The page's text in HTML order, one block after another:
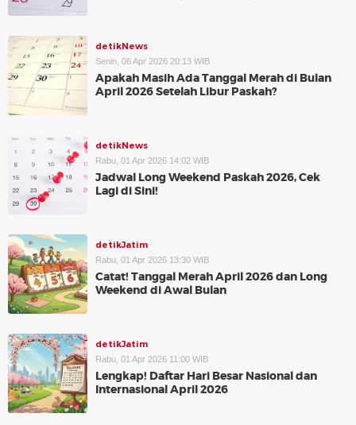
detikNews
Senin, 06 Apr 2026 20:13 WIB
Apakah Masih Ada Tanggal Merah di Bulan
April 2026 Setelah Libur Paskah?
detikNews
Rabu, 01 Apr 2026 14:02 WIB
Jadwal Long Weekend Paskah 2026, Cek
Lagi di Sini!
detikJatim
Rabu, 01 Apr 2026 13:30 WIB
Catat! Tanggal Merah April 2026 dan Long
Weekend di Awal Bulan
detikJatim
Rabu, 01 Apr 2026 11:00 WIB
Lengkap! Daftar Hari Besar Nasional dan
Internasional April 2026